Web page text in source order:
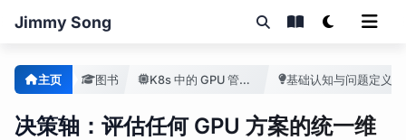
Jimmy Song
主页 图书 K8s 中的 GPU 管理手册 基础认知与问题定义
决策轴：评估任何 GPU 方案的统一维